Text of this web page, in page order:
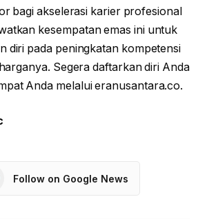
bagi akselerasi karier profesional
kesempatan emas ini untuk
diri pada peningkatan kompetensi
Segera daftarkan diri Anda
Anda melalui eranusantara.co.
Follow on Google News